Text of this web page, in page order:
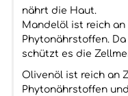
nährt die Haut.
Mandelöl ist reich an
Phytonährstoffen.
schützt es die
Olivenöl ist reich an
Phytonährstoffen